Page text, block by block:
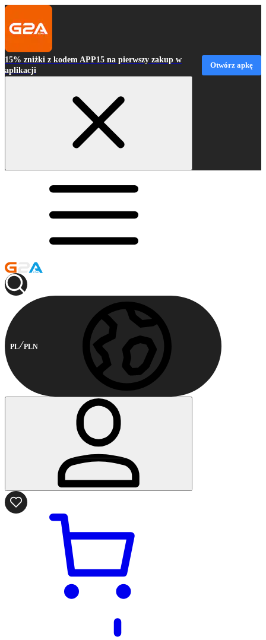
15% zniżki z kodem APP15 na pierwszy zakup w
aplikacji
Otwórz apkę
PL PLN